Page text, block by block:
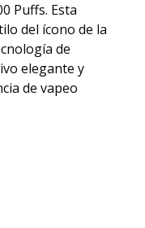
Puffs. Esta
del ícono de la
de
elegante y
de vapeo